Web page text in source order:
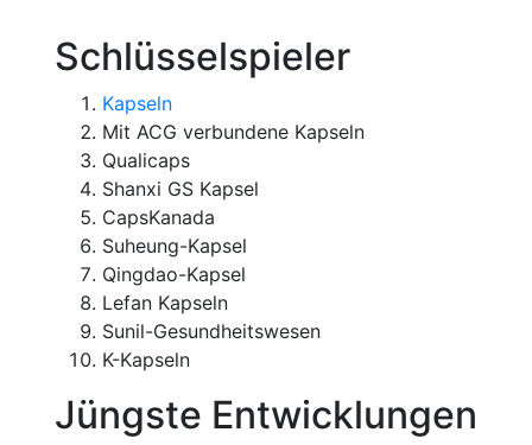
Schlüsselspieler
Kapseln
Mit ACG verbundene Kapseln
Qualicaps
Shanxi GS Kapsel
CapsKanada
Suheung-Kapsel
Qingdao-Kapsel
Lefan Kapseln
Sunil-Gesundheitswesen
K-Kapseln
Jüngste Entwicklungen